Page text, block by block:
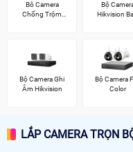
Bô Camera
Chống Trộm
Bộ
Hikvision
Bộ Camera Ghi
Âm Hikvision
Bộ Camera
Color
LẮP CAMERA TRỌN